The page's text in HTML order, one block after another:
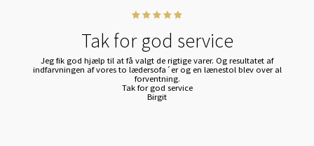
Tak for god service
Jeg fik god hjælp til at få valgt de rigtige varer. Og resultatet af
indfarvningen af vores to lædersofa´er og en lænestol blev over al
forventning.
Tak for god service
Birgit